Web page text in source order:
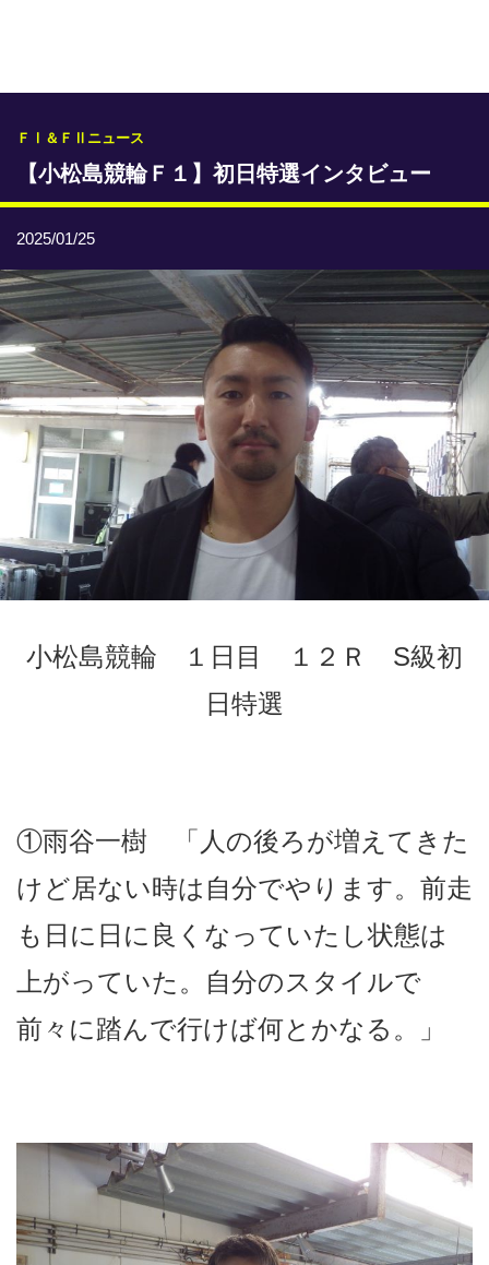
レース情報
本日のおすすめレース
トリマクリオリジナル予想
トリマクリコラム
お知らせ
番記者とくダネ！
選手ランキング
競輪場ガイド
記者紹介
車券は20歳になってから・のめり込む不安のある方のご相
談
よくある質問
ＦⅠ＆ＦⅡニュース
【小松島競輪Ｆ１】初日特選インタビュー
2025/01/25
小松島競輪 １日目 １２Ｒ S級初
日特選
①雨谷一樹 「人の後ろが増えてきた
けど居ない時は自分でやります。前走
も日に日に良くなっていたし状態は
上がっていた。自分のスタイルで
前々に踏んで行けば何とかなる。」